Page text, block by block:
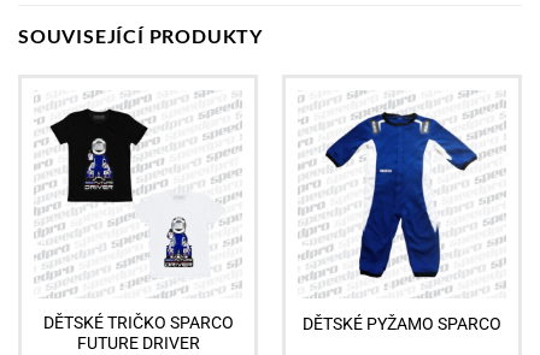
SOUVISEJÍCÍ PRODUKTY
DĚTSKÉ TRIČKO SPARCO
FUTURE DRIVER
DĚTSKÉ PYŽAMO SPARCO